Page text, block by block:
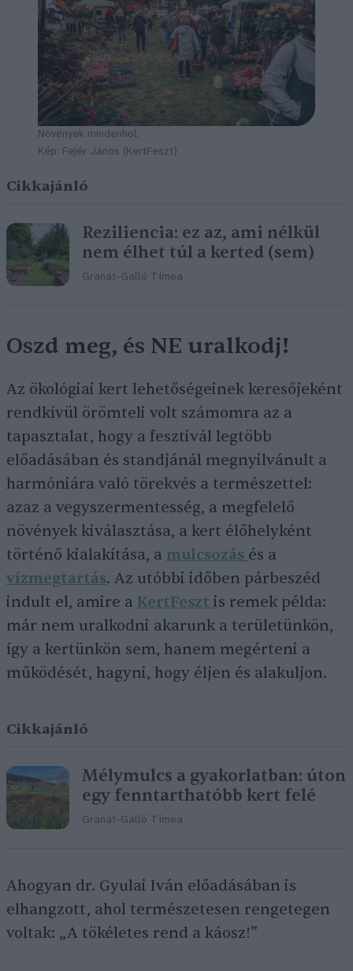
Növények mindenhol.
Kép: Fejér János (KertFeszt)
Cikkajánló
Reziliencia: ez az, ami nélkül
nem élhet túl a kerted (sem)
Granát-Galló Tímea
Oszd meg, és NE uralkodj!
Az ökológiai kert lehetőségeinek keresőjeként
rendkívül örömteli volt számomra az a
tapasztalat, hogy a fesztivál legtöbb
előadásában és standjánál megnyilvánult a
harmóniára való törekvés a természettel:
azaz a vegyszermentesség, a megfelelő
növények kiválasztása, a kert élőhelyként
történő kialakítása, a mulcsozás és a
vízmegtartás. Az utóbbi időben párbeszéd
indult el, amire a KertFeszt is remek példa:
már nem uralkodni akarunk a területünkön,
így a kertünkön sem, hanem megérteni a
működését, hagyni, hogy éljen és alakuljon.
Cikkajánló
Mélymulcs a gyakorlatban: úton
egy fenntarthatóbb kert felé
Granát-Galló Tímea
Ahogyan dr. Gyulai Iván előadásában is
elhangzott, ahol természetesen rengetegen
voltak: „A tökéletes rend a káosz!”